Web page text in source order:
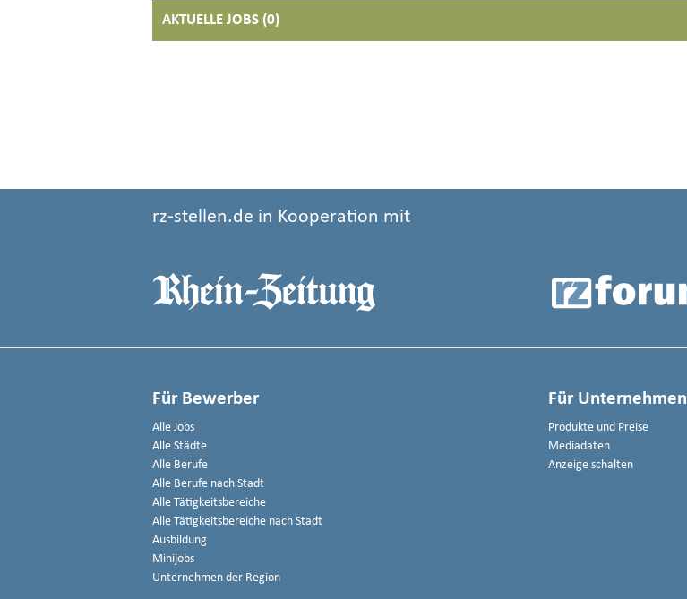
AKTUELLE JOBS (0)
rz-stellen.de in Kooperation mit
Für Bewerber
Alle Jobs
Alle Städte
Alle Berufe
Alle Berufe nach Stadt
Alle Tätigkeitsbereiche
Alle Tätigkeitsbereiche nach Stadt
Ausbildung
Minijobs
Unternehmen der Region
Für Unternehmen
Produkte und Preise
Mediadaten
Anzeige schalten